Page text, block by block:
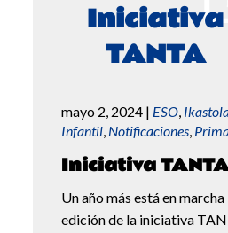
Iniciativa
TANTA
mayo 2, 2024 | ESO,
Infantil, Notificaciones,
Iniciativa
Un año más está en marcha
edición de la iniciativa